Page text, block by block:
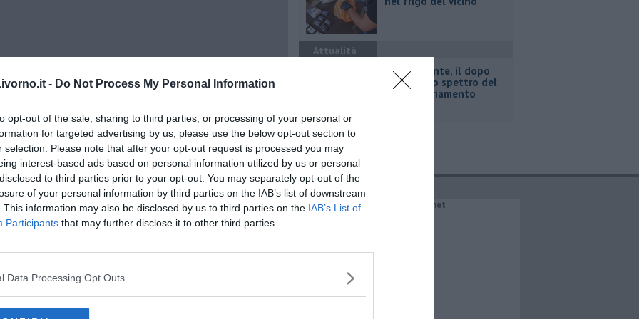
- Do Not Process My Personal Information
opt-out of the sale, sharing to third parties, or processing of your personal or
for targeted advertising by us, please use the below opt-out section to
selection. Please note that after your opt-out request is processed you may
interest-based ads based on personal information utilized by us or personal
to third parties prior to your opt-out. You may separately opt-out of the
of your personal information by third parties on the IAB’s list of downstream
This information may also be disclosed by us to third parties on the IAB’s List of
Participants that may further disclose it to other third parties.
Data Processing Opt Outs
d’autore
Attualità
Retiambiente, il dopo
Fortini e lo spettro del
commissariamento
RUBRICHE
Le notizie di oggi
Più Letti della settimana
Archivio Notizie
IL NETWORK QuiNews.net
QuiNewsArezzo.it
QuiNewsCecina.it
QuiNewsChianti.it